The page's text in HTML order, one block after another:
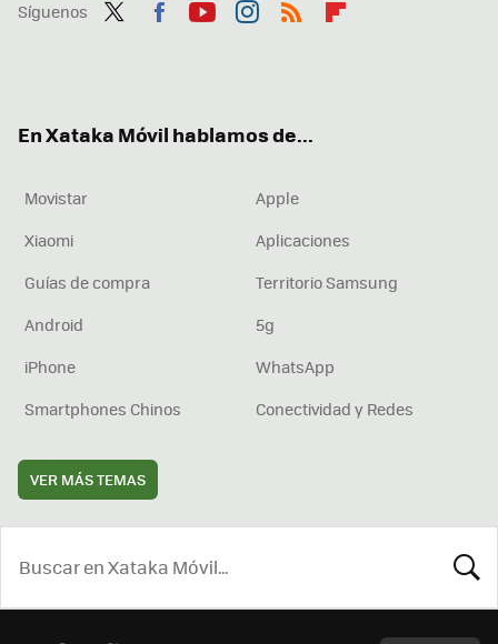
Síguenos
En Xataka Móvil hablamos de...
Movistar
Apple
Xiaomi
Aplicaciones
Guías de compra
Territorio Samsung
Android
5g
iPhone
WhatsApp
Smartphones Chinos
Conectividad y Redes
VER MÁS TEMAS